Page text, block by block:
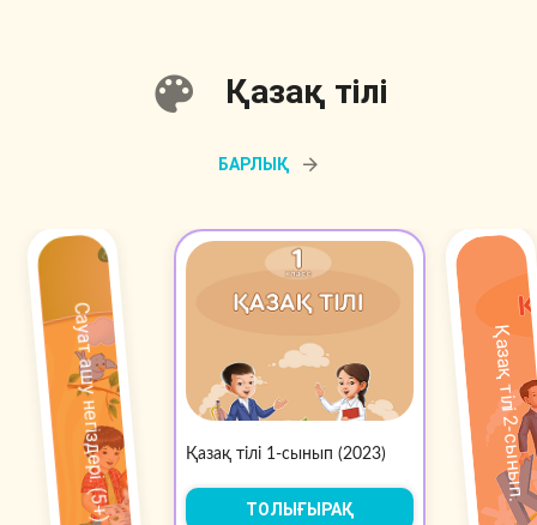
Қазақ тілі
БАРЛЫҚ
Сауат ашу негіздері. (5+) Қазақ тілі 1-сынып (2023)
ТОЛЫҒЫРАҚ
Қазақ тілі 2-сынып.